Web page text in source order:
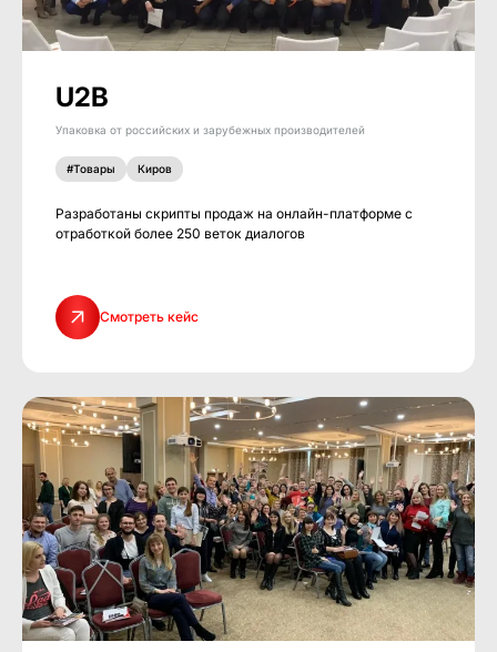
U2B
Упаковка от российских и зарубежных производителей
#Товары Киров
Разработаны скрипты продаж на онлайн-платформе с
отработкой более 250 веток диалогов
Смотреть кейс